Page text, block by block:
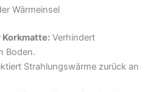
Wärmeinsel
Verhindert
Boden.
Strahlungswärme zurück an